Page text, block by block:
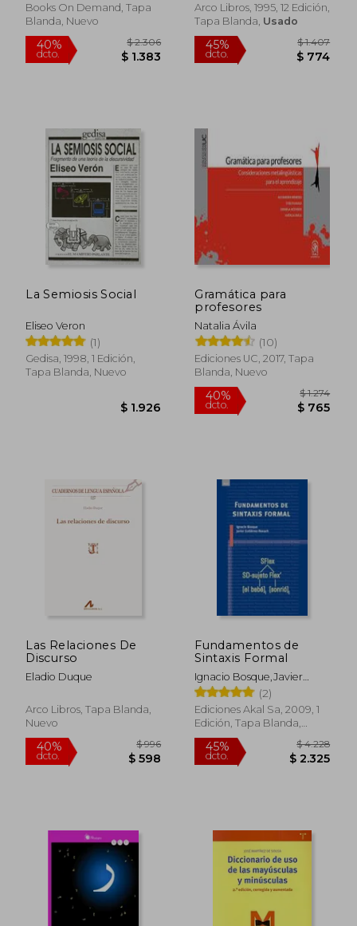
Books On Demand, Tapa
Blanda, Nuevo
40%
Arco Libros, 1995, 12 Edición,
Tapa Blanda, Usado
45%
La Semiosis Social
Eliseo Veron
(1)
Gedisa, 1998, 1 Edición,
Tapa Blanda, Nuevo
Gramática para
profesores
Natalia Ávila
(10)
Ediciones UC, 2017, Tapa
Blanda, Nuevo
40%
dcto.
Las Relaciones De
Discurso
Eladio Duque
Arco Libros, Tapa Blanda,
Nuevo
Fundamentos de
Sintaxis Formal
Ignacio Bosque,Javier
Gutiérrez Rexach
(2)
Ediciones Akal Sa, 2009, 1
Edición, Tapa Blanda,
Nuevo